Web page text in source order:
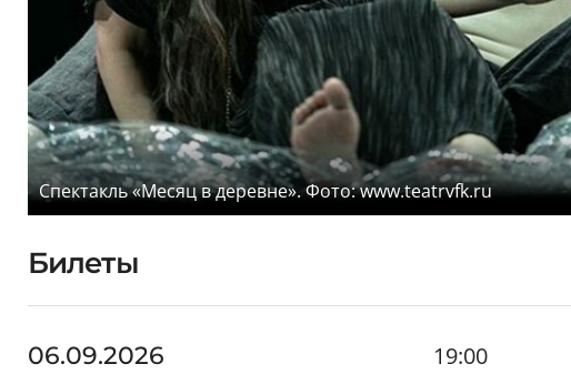
Спектакль «Месяц в деревне». Фото: www.teatrvfk.ru
Билеты
06.09.2026 19:00